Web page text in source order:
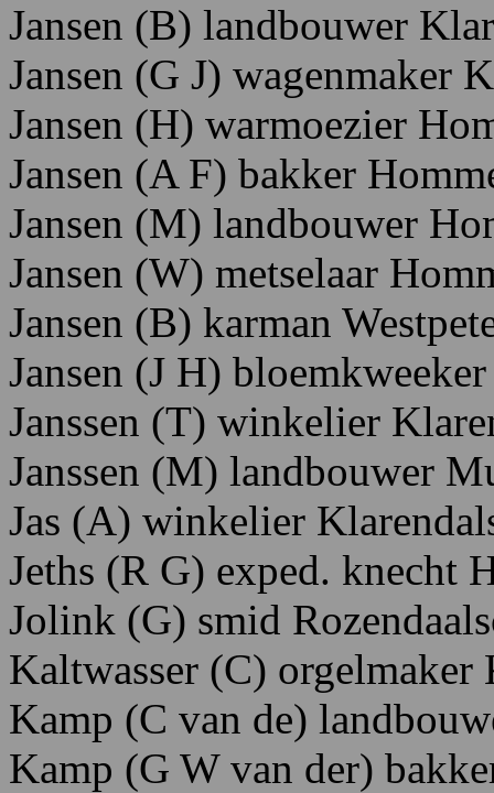
Jansen (B) landbouwer K
Jansen (G J) wagenmaker K
Jansen (H) warmoezier
Jansen (A F) bakker
Jansen (M) landbouwer H
Jansen (W) metselaar H
Jansen (B) karman W
Jansen (J H)
Janssen (T) winkelier K
Janssen (M) landbouwer M
Jas (A) winkelier Klarendal
Jeths (R G) exped. knecht
Jolink (G) smid R
Kaltwasser (C) orgelmaker
Kamp (C van de)
Kamp (G W van der)